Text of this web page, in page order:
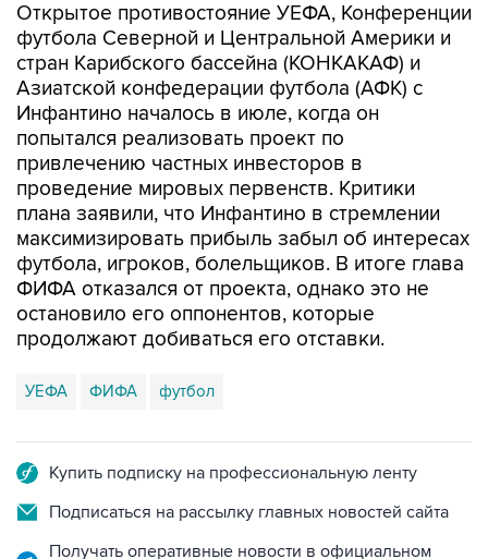
Открытое противостояние УЕФА, Конференции
футбола Северной и Центральной Америки и
стран Карибского бассейна (КОНКАКАФ) и
Азиатской конфедерации футбола (АФК) с
Инфантино началось в июле, когда он
попытался реализовать проект по
привлечению частных инвесторов в
проведение мировых первенств. Критики
плана заявили, что Инфантино в стремлении
максимизировать прибыль забыл об интересах
футбола, игроков, болельщиков. В итоге глава
ФИФА отказался от проекта, однако это не
остановило его оппонентов, которые
продолжают добиваться его отставки.
УЕФА ФИФА футбол
Купить подписку на профессиональную ленту
Подписаться на рассылку главных новостей сайта
Получать оперативные новости в официальном